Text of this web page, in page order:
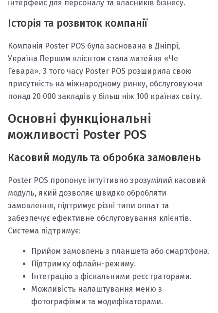
інтерфейс для персоналу та власників бізнесу.
Історія та розвиток компанії
Компанія Poster POS була заснована в Дніпрі,
Україна Першим клієнтом стала матейня «Че
Гевара». З того часу Poster POS розширила свою
присутність на міжнародному ринку, обслуговуючи
понад 20 000 закладів у більш ніж 100 країнах світу.
Основні функціональні
можливості Poster POS
Касовий модуль та обробка замовлень
Poster POS пропонує інтуїтивно зрозумілий касовий
модуль, який дозволяє швидко обробляти
замовлення, підтримує різні типи оплат та
забезпечує ефективне обслуговування клієнтів.
Система підтримує:
Прийом замовлень з планшета або смартфона.
Підтримку офлайн-режиму.
Інтеграцію з фіскальними реєстраторами.
Можливість налаштування меню з
фотографіями та модифікаторами.